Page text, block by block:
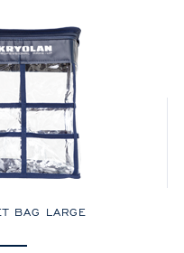
BAG LARGE